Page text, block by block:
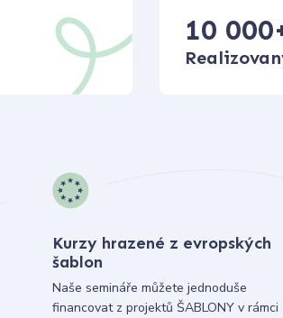
10 000
Kurzy hrazené z evropských
šablon
Naše semináře můžete jednoduše
financovat z projektů ŠABLONY v rámci